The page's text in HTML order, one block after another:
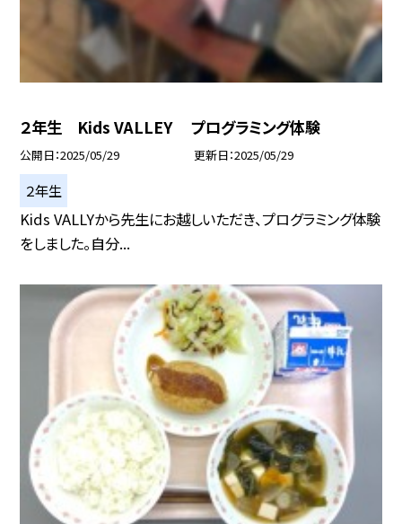
２年生 Kids VALLEY プログラミング体験
公開日 2025/05/29 更新日 2025/05/29
２年生
Kids VALLYから先生にお越しいただき、プログラミング体験
をしました。自分...